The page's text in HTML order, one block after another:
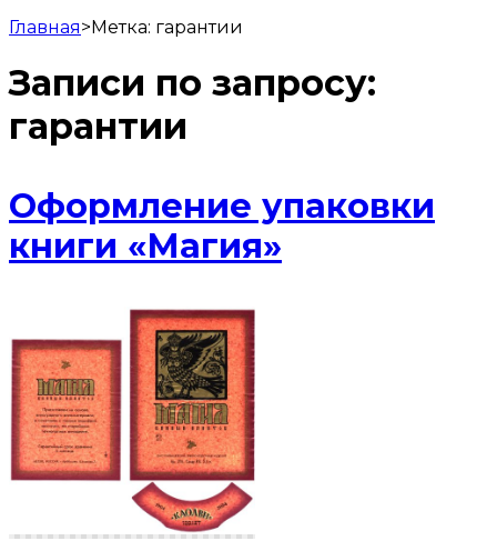
Главная>Метка: гарантии
Записи по запросу:
гарантии
Оформление упаковки
книги «Магия»